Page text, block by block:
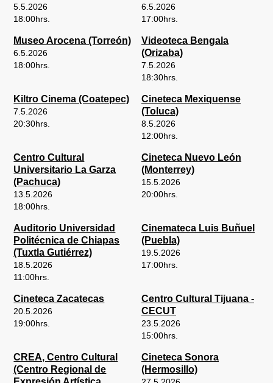
5.5.2026
18:00hrs.
6.5.2026
17:00hrs.
Museo Arocena (Torreón)
6.5.2026
18:00hrs.
Videoteca Bengala
(Orizaba)
7.5.2026
18:30hrs.
Kiltro Cinema (Coatepec)
7.5.2026
20:30hrs.
Cineteca Mexiquense
(Toluca)
8.5.2026
12:00hrs.
Centro Cultural
Universitario La Garza
(Pachuca)
13.5.2026
18:00hrs.
Cineteca Nuevo León
(Monterrey)
15.5.2026
20:00hrs.
Auditorio Universidad
Politécnica de Chiapas
(Tuxtla Gutiérrez)
18.5.2026
11:00hrs.
Cinemateca Luis Buñuel
(Puebla)
19.5.2026
17:00hrs.
Cineteca Zacatecas
20.5.2026
19:00hrs.
Centro Cultural Tijuana -
CECUT
23.5.2026
15:00hrs.
CREA, Centro Cultural
(Centro Regional de
Cineteca Sonora
(Hermosillo)